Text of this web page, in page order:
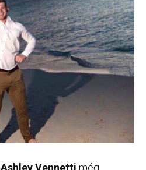
Ashley Vennetti még